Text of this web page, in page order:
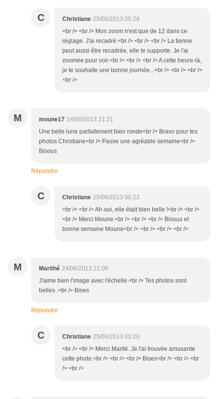
C Christiane 25/06/2013 00:28
<br /> <br /> Mon zoom n'est que de 12 dans ce
réglage. J'ai recadré.<br /> <br /> <br /> La tienne
peut aussi être recadrée, elle le supporte. Je l'ai
zoomée pour voir.<br /> <br /> <br /> A cette heure-là,
je te souhaite une bonne journée...<br /> <br /> <br />
<br />
M moune17 24/06/2013 21:21
Une belle lune parfaitement bien ronde<br /> Bravo pour tes
photos Christiane<br /> Passe une agréable semaine<br />
Bisous
Répondre
C Christiane 25/06/2013 00:22
<br /> <br /> Ah oui, elle était bien belle !<br /> <br />
<br /> Merci Moune.<br /> <br /> <br /> Bisous et
bonne semaine Moune<br /> <br /> <br /> <br />
M Marithé 24/06/2013 21:00
J'aime bien l'image avec l'échelle.<br /> Tes photos sont
belles .<br /> Bises
Répondre
C Christiane 25/06/2013 00:20
<br /> <br /> Merci Marité. Je l'ai trouvée amusante
cette photo.<br /> <br /> <br /> Bises<br /> <br /> <br
/> <br />